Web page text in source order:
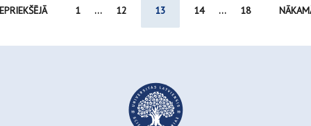
1 ... 12 13 14 ... 18